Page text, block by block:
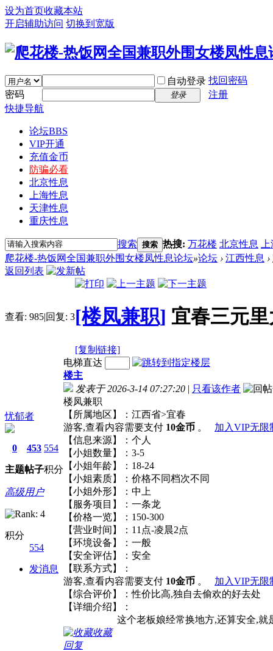
设为首页收藏本站
开启辅助访问 切换到宽版
自动登录 找回密码
密码
登录
注册
快捷导航
论坛BBS
VIP开通
充值金币
防骗必看
北京性息
上海性息
天津性息
重庆性息
搜索 搜索 热搜: 万花楼 北京性息
爬花楼-热饭网全国兼职外围女楼凤性息论坛»论坛 › 江西性息 ›
返回列表
查看: 985|回复: 3[楼凤兼职] 宜春三元里
[复制链接]
忧郁者
0
主题
453
帖子
554
积分
高级用户
积分
554
发消息
电梯直达
楼主
发表于 2026-3-14 07:27:20 | 只看该作者
楼凤兼职
【所属地区】：江西省>宜春
游客,查看内容需要支付 10金币 。 加入VIP无限
【信息来源】：个人
【小姐数量】：3-5
【小姐年龄】：18-24
【小姐素质】：价格不同档次不同
【小姐外形】：中上
【服务项目】：一条龙
【价格一览】：150-300
【营业时间】：11点-凌晨2点
【环境设备】：一般
【安全评估】：安全
【联系方式】：
游客,查看内容需要支付 10金币 。 加入VIP无限
【综合评价】：性价比高,独自去
【详细介绍】：
这个老板娘经常换地方,还算安全,就是卫
收藏
回复